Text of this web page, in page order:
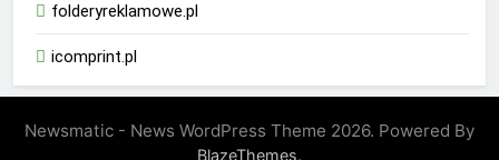
folderyreklamowe.pl
icomprint.pl
Newsmatic - News WordPress Theme 2026. Powered By
BlazeThemes.